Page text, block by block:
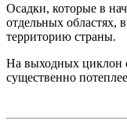
Осадки, которые в
отдельных областях,
территорию страны.
На выходных циклон
существенно